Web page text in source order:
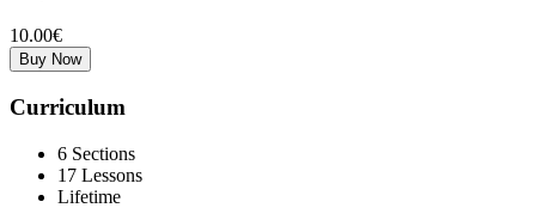
10.00€
Buy Now
Curriculum
6 Sections
17 Lessons
Lifetime